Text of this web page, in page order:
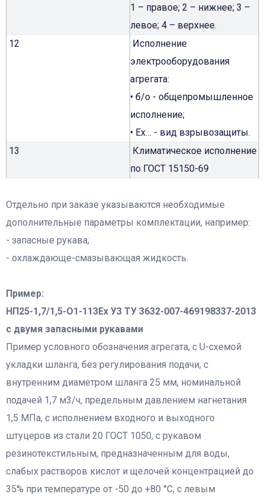
1 – правое; 2 – нижнее; 3 –
левое; 4 – верхнее.
12
Исполнение
электрооборудования
агрегата:
• б/о - общепромышленное
исполнение;
• Ex… - вид взрывозащиты.
13
Климатическое исполнение
по ГОСТ 15150-69
Отдельно при заказе указываются необходимые
дополнительные параметры комплектации, например:
- запасные рукава;
- охлаждающе-смазывающая жидкость.
Пример:
НП25-1,7/1,5-О1-113Ех У3 ТУ 3632-007-469198337-2013
с двумя запасными рукавами
Пример условного обозначения агрегата, с U-схемой
укладки шланга, без регулирования подачи, с
внутренним диаметром шланга 25 мм, номинальной
подачей 1,7 м3/ч, предельным давлением нагнетания
1,5 МПа, с исполнением входного и выходного
штуцеров из стали 20 ГОСТ 1050, с рукавом
резинотекстильным, предназначенным для воды,
слабых растворов кислот и щелочей концентрацией до
35% при температуре от -50 до +80 °C, с левым